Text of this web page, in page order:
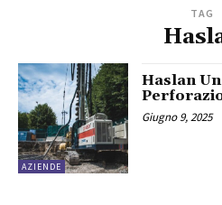
TAG
AZIENDE
Haslan
Giugno 9, 2025